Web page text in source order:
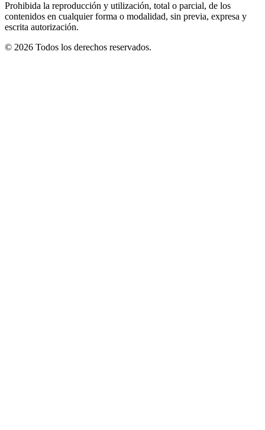
Prohibida la reproducción y utilización, total o parcial, de los
contenidos en cualquier forma o modalidad, sin previa, expresa y
escrita autorización.
© 2026 Todos los derechos reservados.